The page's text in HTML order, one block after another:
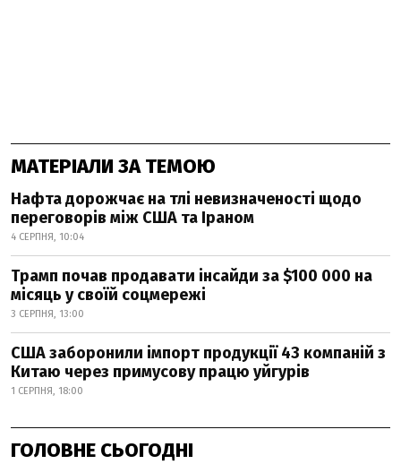
МАТЕРІАЛИ ЗА ТЕМОЮ
Нафта дорожчає на тлі невизначеності щодо
переговорів між США та Іраном
4 СЕРПНЯ, 10:04
Трамп почав продавати інсайди за $100 000 на
місяць у своїй соцмережі
3 СЕРПНЯ, 13:00
США заборонили імпорт продукції 43 компаній з
Китаю через примусову працю уйгурів
1 СЕРПНЯ, 18:00
ГОЛОВНЕ СЬОГОДНІ